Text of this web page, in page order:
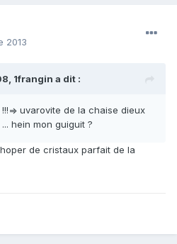
2013
1frangin a dit :
uvarovite de la chaise dieux
hein mon guiguit ?
de cristaux parfait de la